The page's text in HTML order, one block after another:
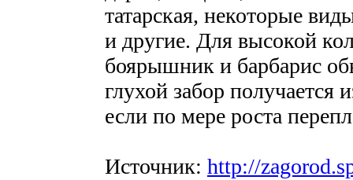
татарская, некоторые
и другие. Для высокой
боярышник и барбарис
глухой забор
если по мере роста
Источник: http://